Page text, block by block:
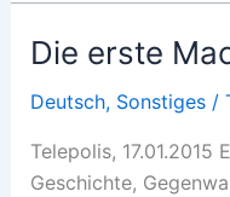
the
Pegida
Movement
Die erste
Deutsch, Sonstiges/
Telepolis,
Geschichte,